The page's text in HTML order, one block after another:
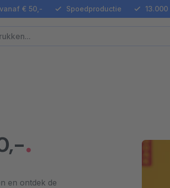
€ 50,- Spoedproductie
en ontdek de